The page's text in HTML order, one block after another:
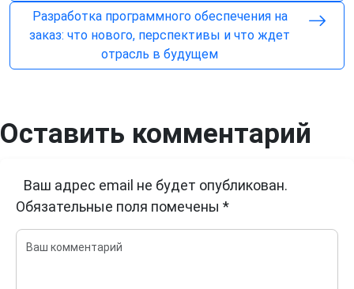
Разработка программного обеспечения на
заказ: что нового, перспективы и что ждет
отрасль в будущем
Оставить комментарий
Ваш адрес email не будет опубликован.
Обязательные поля помечены *